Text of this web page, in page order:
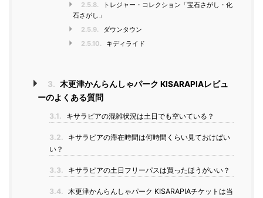
2.5.8.
トレジャー・コレクション「宝石さがし・化
石さがし」
2.5.9.
ダウンタウン
2.5.10.
キディライド
3. 木更津かんらんしゃパーク KISARAPIAレビュ
ーのよくある質問
3.1. キサラピアの混雑状況は土日でも空いている？
3.2.
キサラピアの滞在時間は何時間くらい見ておけばい
い？
3.3. キサラピアの土日フリーパスは買ったほうがいい？
3.4. 木更津かんらんしゃパーク KISARAPIAチケットは当